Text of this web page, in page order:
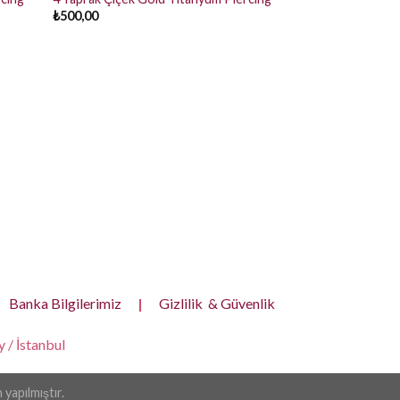
₺500,00
Banka Bilgilerimiz | Gizlilik & Güvenlik
/ İstanbul